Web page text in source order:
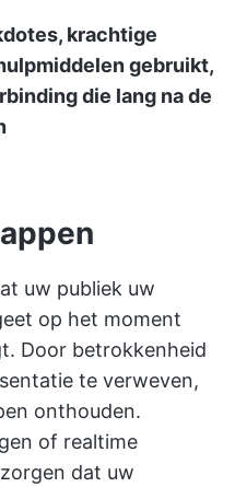
krachtige
gebruikt,
die lang na de
uw publiek uw
op het moment
Door betrokkenheid
te verweven,
onthouden.
of realtime
dat uw